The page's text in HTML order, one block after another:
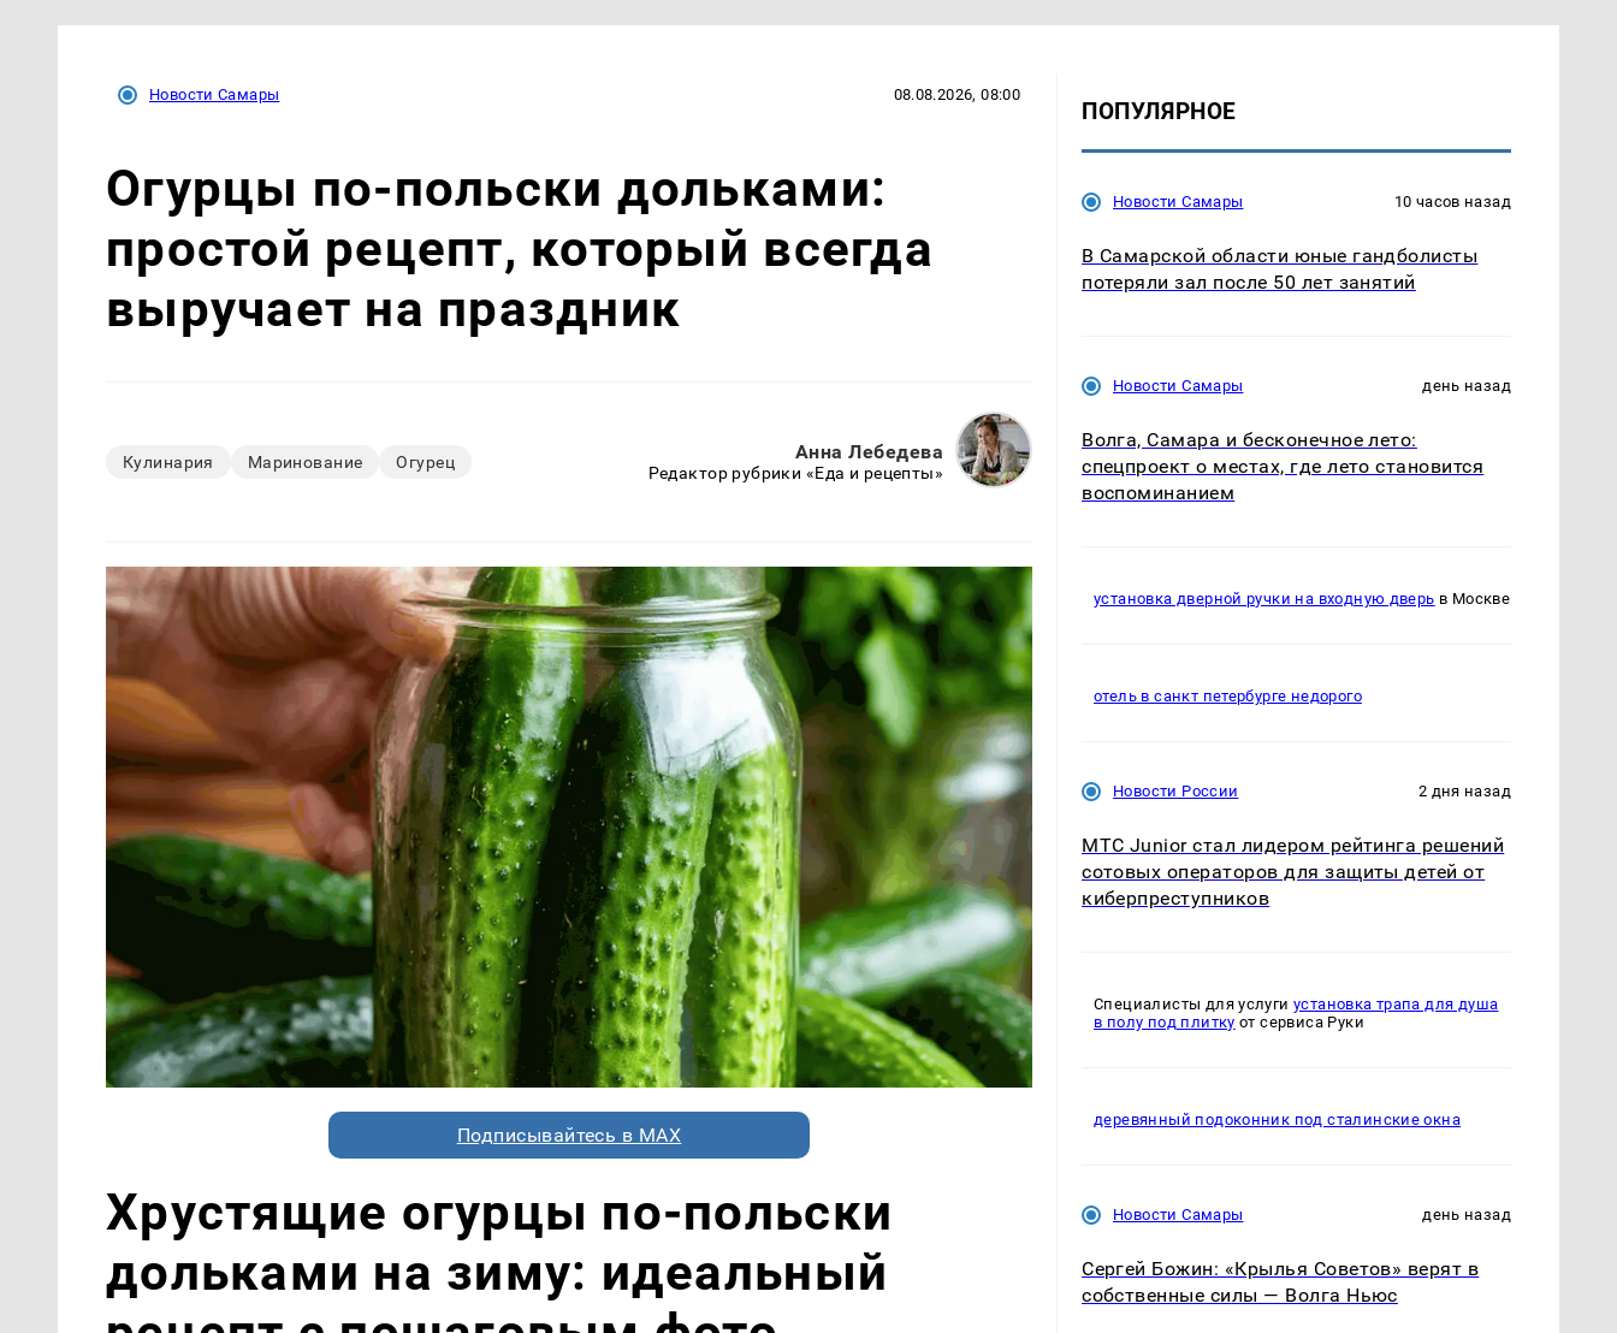
Новости Самары 08.08.2026, 08:00
Огурцы по‑польски дольками:
простой рецепт, который всегда
выручает на праздник
Кулинария Маринование Огурец Анна Лебедева
Редактор рубрики «Еда и рецепты»
Подписывайтесь в MAX
Хрустящие огурцы по-польски
дольками на зиму: идеальный
ПОПУЛЯРНОЕ
Новости Самары 10 часов назад
В Самарской области юные гандболисты
потеряли зал после 50 лет занятий
Новости Самары день назад
Волга, Самара и бесконечное лето:
спецпроект о местах, где лето становится
воспоминанием
установка дверной ручки на входную дверь в Москве
отель в санкт петербурге недорого
Новости России 2 дня назад
МТС Junior стал лидером рейтинга решений
сотовых операторов для защиты детей от
киберпреступников
Специалисты для услугиустановка трапа для душа
в полу под плитку от сервиса Руки
деревянный подоконник под сталинские окна
Новости Самары день назад
Сергей Божин: «Крылья Советов» верят в
собственные силы — Волга Ньюс